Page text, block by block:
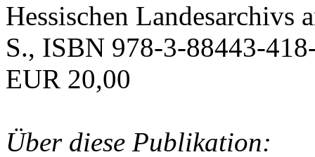
Hessischen Landesarchivs
S., ISBN 978-3-88443-
EUR 20,00
Über diese Publikation: